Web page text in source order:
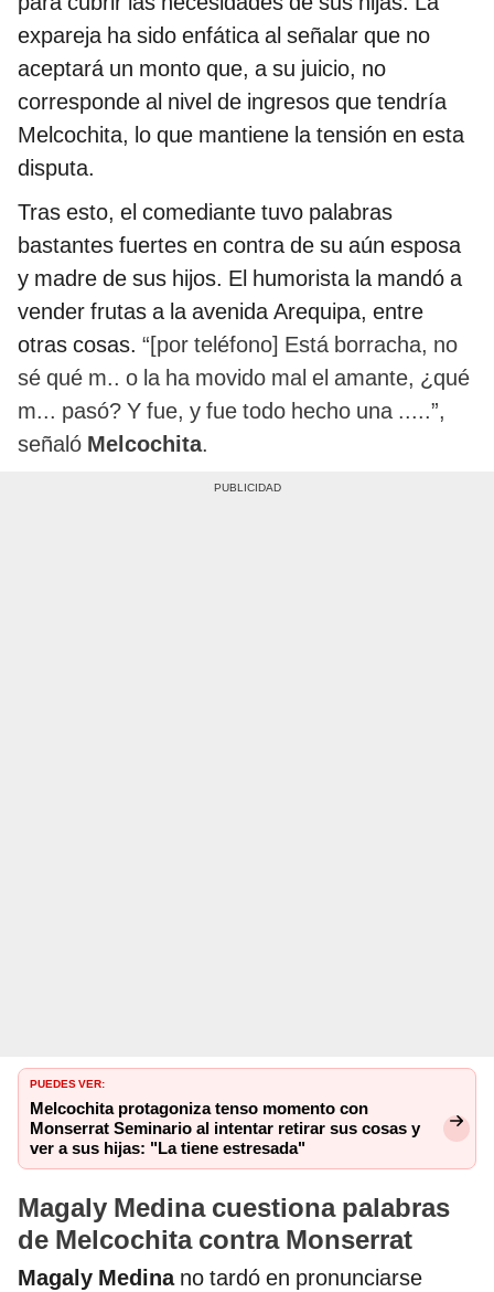
expareja ha sido enfática al señalar que no
aceptará un monto que, a su juicio, no
corresponde al nivel de ingresos que tendría
Melcochita, lo que mantiene la tensión en esta
disputa.
Tras esto, el comediante tuvo palabras
bastantes fuertes en contra de su aún esposa
y madre de sus hijos. El humorista la mandó a
vender frutas a la avenida Arequipa, entre
otras cosas. “[por teléfono] Está borracha, no
sé qué m.. o la ha movido mal el amante, ¿qué
m... pasó? Y fue, y fue todo hecho una .....”,
señaló Melcochita.
PUEDES VER:
Melcochita protagoniza tenso momento con
Monserrat Seminario al intentar retirar sus cosas y
ver a sus hijas: "La tiene estresada"
Magaly Medina cuestiona palabras
de Melcochita contra Monserrat
Magaly Medinano tardó en pronunciarse